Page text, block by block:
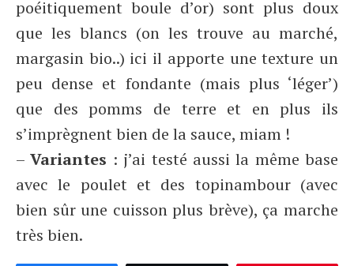
poéitiquement boule d’or) sont plus doux
que les blancs (on les trouve au marché,
margasin bio..) ici il apporte une texture un
peu dense et fondante (mais plus ‘léger’)
que des pomms de terre et en plus ils
s’imprègnent bien de la sauce, miam !
–Variantes : j’ai testé aussi la même base
avec le poulet et des topinambour (avec
bien sûr une cuisson plus brève), ça marche
très bien.